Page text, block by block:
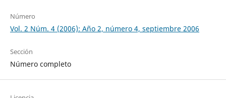
Número
Vol. 2 Núm. 4 (2006): Año 2, número 4, septiembre 2006
Sección
Número completo